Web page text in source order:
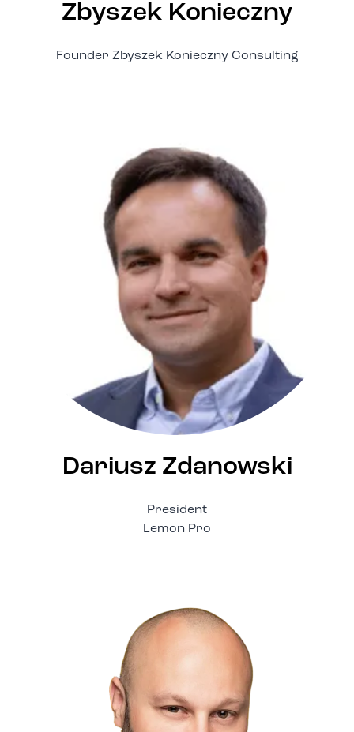
Zbyszek Konieczny
Founder Zbyszek Konieczny Consulting
Dariusz Zdanowski
President
Lemon Pro